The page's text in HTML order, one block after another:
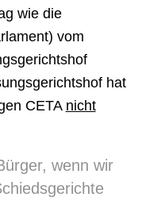
wie die
vom
hat
CETA nicht
wenn wir